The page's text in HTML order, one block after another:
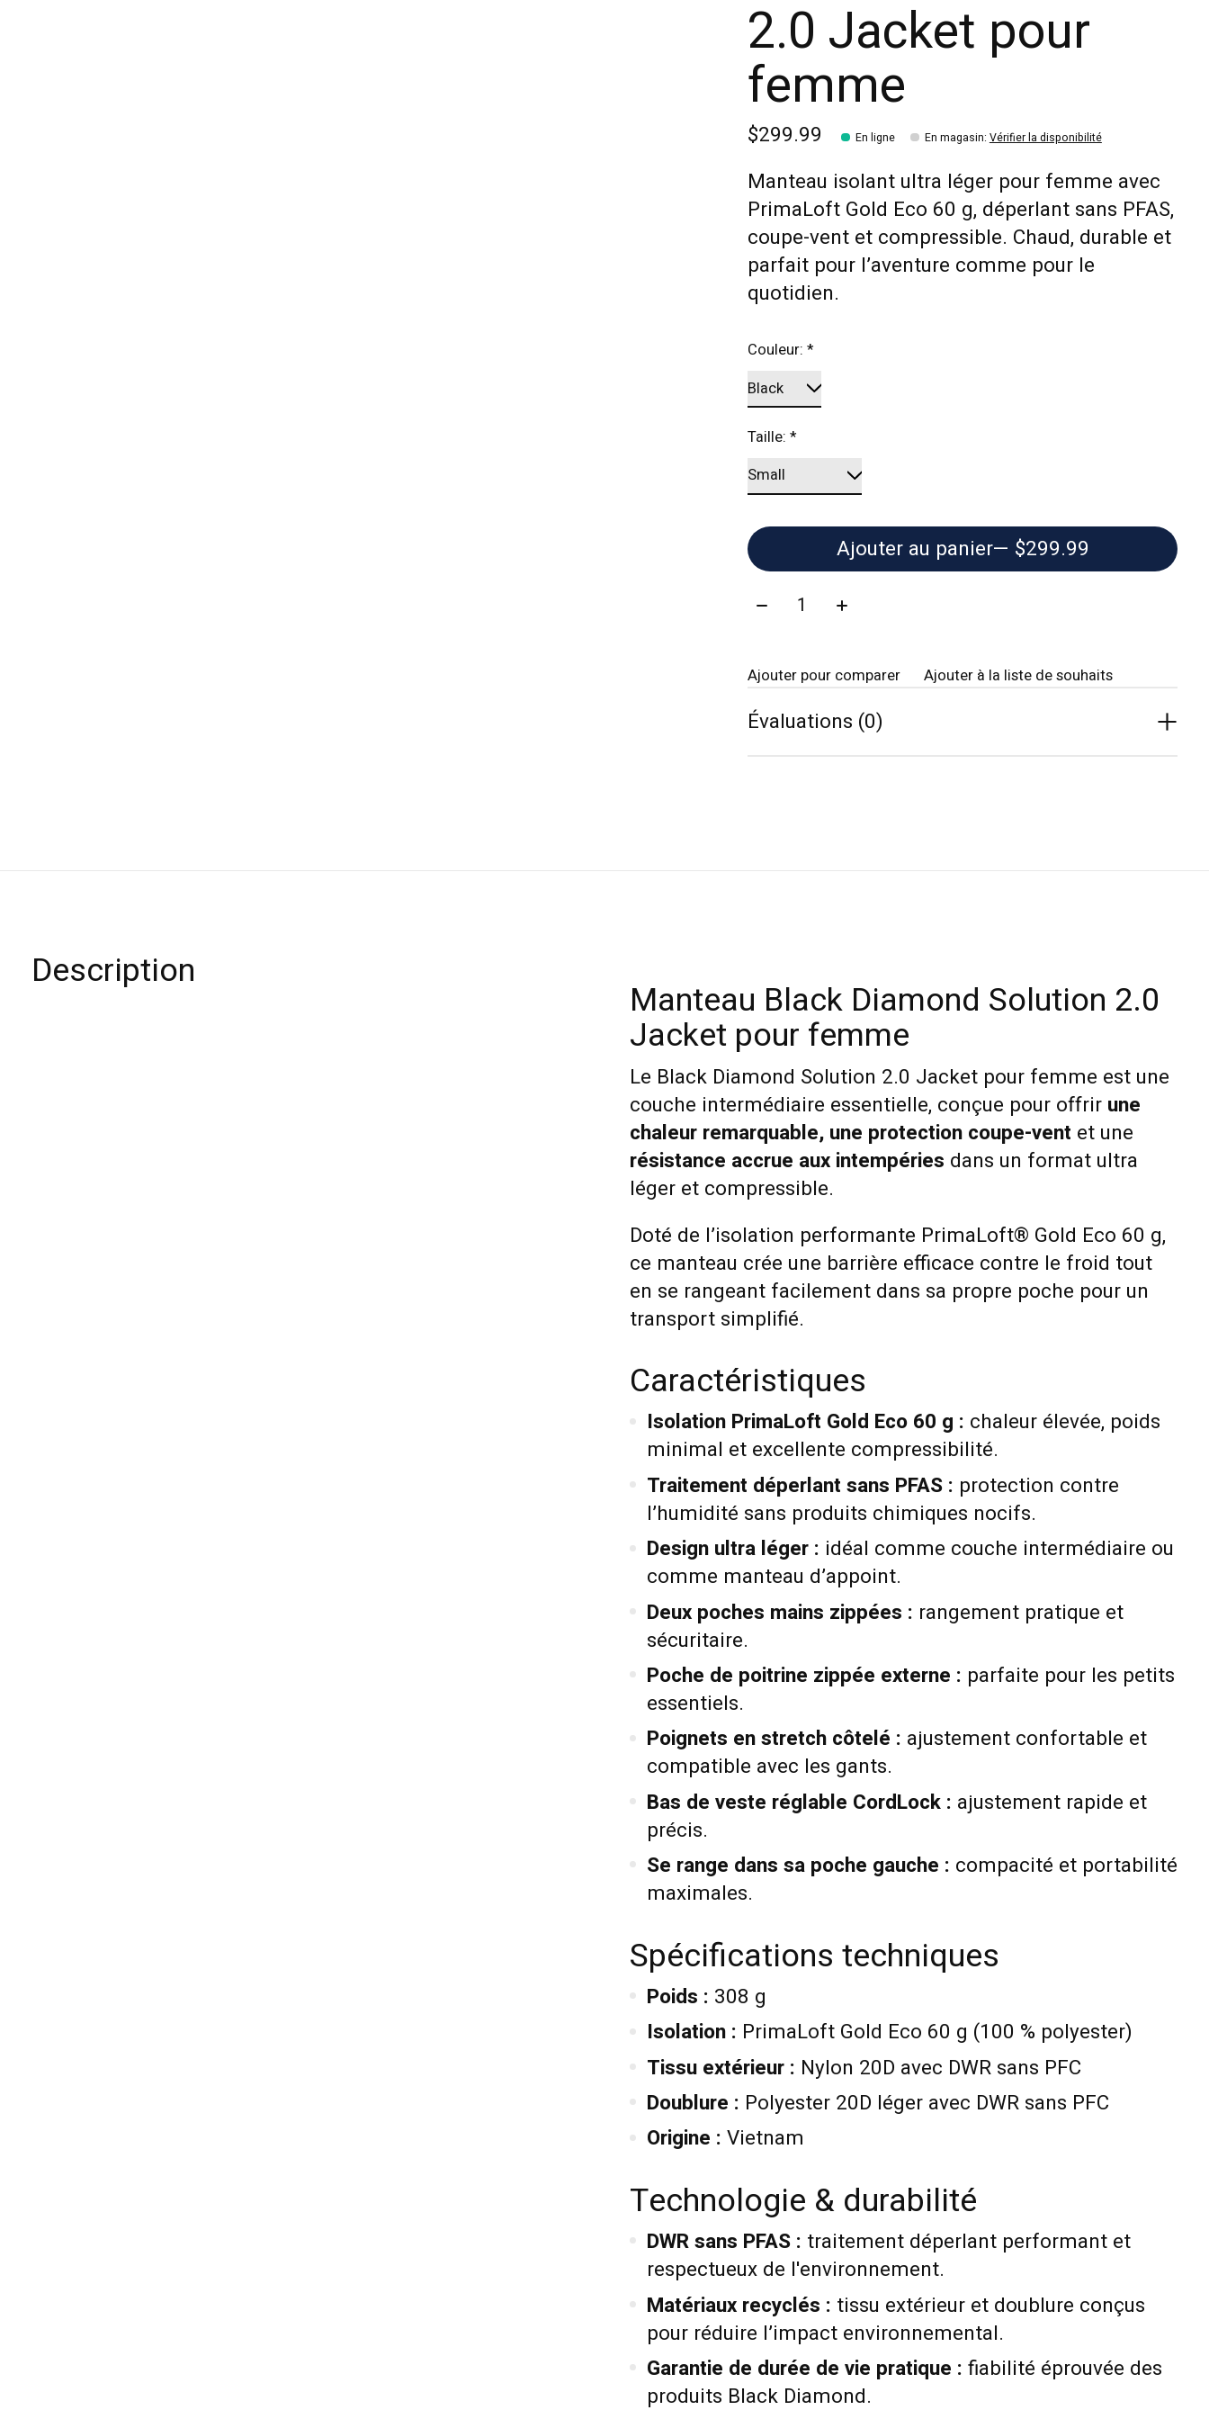
2.0 Jacket pour
femme
$299.99 En ligne En magasin: Vérifier la disponibilité
Manteau isolant ultra léger pour femme avec
PrimaLoft Gold Eco 60 g, déperlant sans PFAS,
coupe-vent et compressible. Chaud, durable et
parfait pour l’aventure comme pour le
quotidien.
Couleur:*
Taille:*
Ajouter au panier
— $299.99
Quantité:
Ajouter pour comparer Ajouter à la liste de souhaits
Évaluations (0)
Description
Manteau Black Diamond Solution 2.0
Jacket pour femme
Le Black Diamond Solution 2.0 Jacket pour femme est une
couche intermédiaire essentielle, conçue pour offrir une
chaleur remarquable, une protection coupe-vent et une
résistance accrue aux intempéries dans un format ultra
léger et compressible.
Doté de l’isolation performante PrimaLoft® Gold Eco 60 g,
ce manteau crée une barrière efficace contre le froid tout
en se rangeant facilement dans sa propre poche pour un
transport simplifié.
Caractéristiques
Isolation PrimaLoft Gold Eco 60 g : chaleur élevée, poids
minimal et excellente compressibilité.
Traitement déperlant sans PFAS : protection contre
l’humidité sans produits chimiques nocifs.
Design ultra léger : idéal comme couche intermédiaire ou
comme manteau d’appoint.
Deux poches mains zippées : rangement pratique et
sécuritaire.
Poche de poitrine zippée externe : parfaite pour les petits
essentiels.
Poignets en stretch côtelé : ajustement confortable et
compatible avec les gants.
Bas de veste réglable CordLock : ajustement rapide et
précis.
Se range dans sa poche gauche : compacité et portabilité
maximales.
Spécifications techniques
Poids : 308 g
Isolation : PrimaLoft Gold Eco 60 g (100 % polyester)
Tissu extérieur : Nylon 20D avec DWR sans PFC
Doublure : Polyester 20D léger avec DWR sans PFC
Origine : Vietnam
Technologie & durabilité
DWR sans PFAS : traitement déperlant performant et
respectueux de l'environnement.
Matériaux recyclés : tissu extérieur et doublure conçus
pour réduire l’impact environnemental.
Garantie de durée de vie pratique : fiabilité éprouvée des
produits Black Diamond.